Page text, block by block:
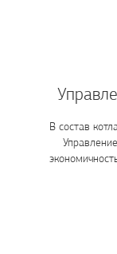
В состав